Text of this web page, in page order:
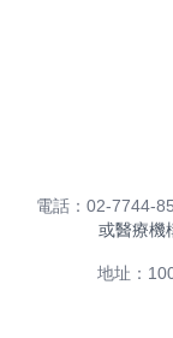
電話：02-7744-
或醫療機
地址：